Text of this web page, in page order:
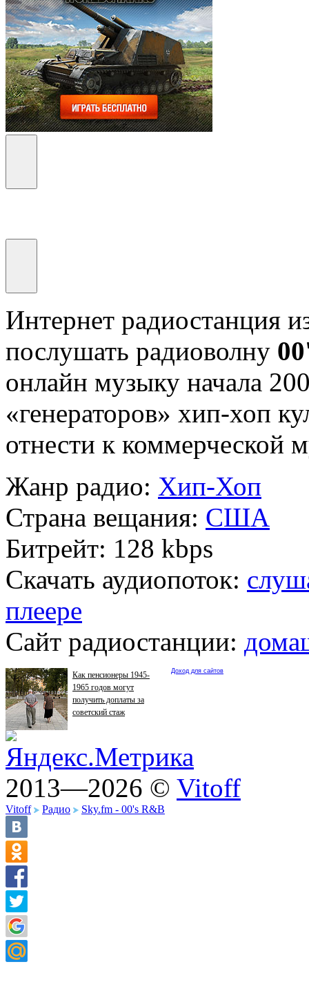
Интернет радиостанция
послушать радиоволну
онлайн музыку начала
«генераторов» хип-хоп
отнести к коммерческой
Жанр радио: Хип-Хоп
Страна вещания: США
Битрейт: 128 kbps
Скачать аудиопоток:
плеере
Сайт радиостанции:
Доход для сайтов
Как пенсионеры 1945-
1965 годов могут
получить доплаты за
советский стаж
2013—2026 © Vitoff
Vitoff Радио Sky.fm - 00's R&B